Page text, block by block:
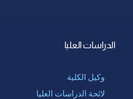
الدراسات العليا
وكيل الكلية
لائحة الدراسات العليا